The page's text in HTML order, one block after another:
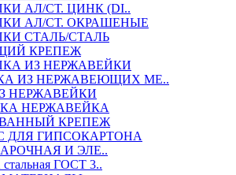
АЛ/СТ. ЦИНК (DI..
АЛ/СТ. ОКРАШЕНЫЕ
СТАЛЬ/СТАЛЬ
КРЕПЕЖ
ИЗ НЕРЖАВЕЙКИ
ИЗ НЕРЖАВЕЮЩИХ МЕ..
НЕРЖАВЕЙКИ
НЕРЖАВЕЙКА
КРЕПЕЖ
ДЛЯ ГИПСОКАРТОНА
И ЭЛЕ..
ГОСТ 3..